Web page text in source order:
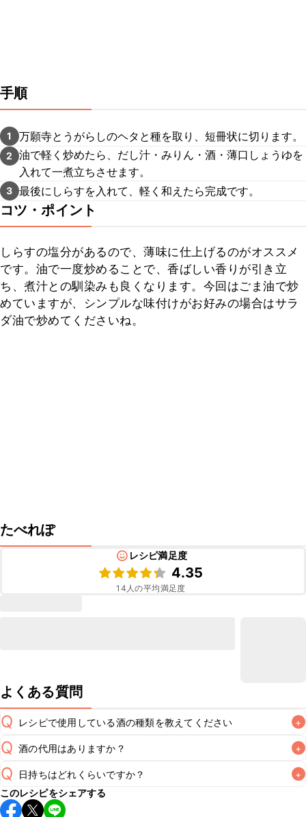
手順
1 万願寺とうがらしのヘタと種を取り、短冊状に切ります。
2
油で軽く炒めたら、だし汁・みりん・酒・薄口しょうゆを
入れて一煮立ちさせます。
3 最後にしらすを入れて、軽く和えたら完成です。
コツ・ポイント
しらすの塩分があるので、薄味に仕上げるのがオススメ
です。油で一度炒めることで、香ばしい香りが引き立
ち、煮汁との馴染みも良くなります。今回はごま油で炒
めていますが、シンプルな味付けがお好みの場合はサラ
ダ油で炒めてくださいね。
たべれぽ
レシピ満足度
4.35
14 人の平均満足度
よくある質問
Q レシピで使用している酒の種類を教えてください +
A
Q 酒の代用はありますか？ +
A
Q 日持ちはどれくらいですか？ +
保存期間は冷蔵で翌日中が目安です。なるべくお早めにお召
このレシピをシェアする